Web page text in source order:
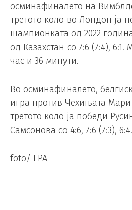
осминафиналето на
третото коло во Лондон ја
шампионката од 2022
од Казахстан со 7:6 (7:4),
час и 36 минути.
Во осминафиналето,
игра против Чехињата Мари
третото коло ја победи
Самсонова со 4:6, 7:6 (7:3), 6:4.
foto/ EPA